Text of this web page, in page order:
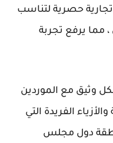
حصرية لتناسب
، مما يرفع تجربة
وثيق مع الموردين
الفريدة التي
دول مجلس